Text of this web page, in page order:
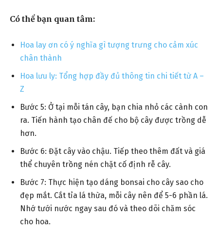
Có thể bạn quan tâm:
Hoa lay ơn có ý nghĩa gì tượng trưng cho cảm xúc
chân thành
Hoa lưu ly: Tổng hợp đầy đủ thông tin chi tiết từ A –
Z
Bước 5: Ở tại mỗi tán cây, bạn chia nhỏ các cành con
ra. Tiến hành tạo chân đế cho bộ cây được trồng dễ
hơn.
Bước 6: Đặt cây vào chậu. Tiếp theo thêm đất và giá
thể chuyên trồng nén chặt cố định rễ cây.
Bước 7: Thực hiện tạo dáng bonsai cho cây sao cho
đẹp mắt. Cắt tỉa lá thừa, mỗi cây nên để 5-6 phần lá.
Nhớ tưới nước ngay sau đó và theo dõi chăm sóc
cho hoa.